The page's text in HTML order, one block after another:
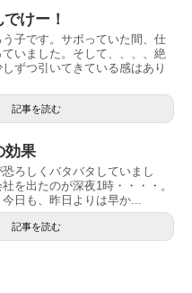
けー！
子です。サボっていた間、仕
いました。そして、、、、絶
ずつ引いてきている感はあり
記事を読む
効果
ろしくバタバタしていまし
を出たのが深夜1時・・・・。
日も、昨日よりは早か...
記事を読む